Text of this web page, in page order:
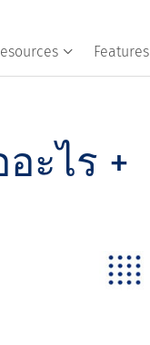
Features
ะไร +